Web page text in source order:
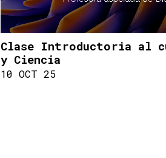
Clase Introductoria al
y Ciencia
10 OCT 25